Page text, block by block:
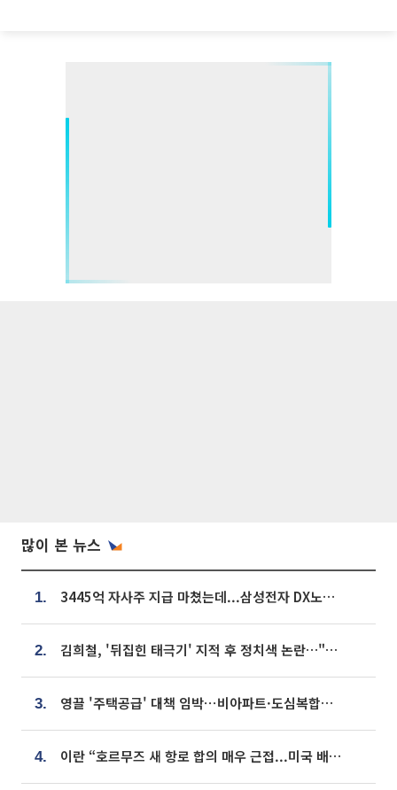
많이 본 뉴스
1. 3445억 자사주 지급 마쳤는데...삼성전자 DX노조, 뒤늦은 '떼쓰기 집회'
2. 김희철, '뒤집힌 태극기' 지적 후 정치색 논란…"좌우 떠나 우리나라 국기"
3. 영끌 '주택공급' 대책 임박⋯비아파트·도심복합까지 총동원
4. 이란 “호르무즈 새 항로 합의 매우 근접...미국 배상 먼저”